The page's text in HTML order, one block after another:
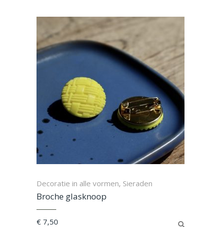
Decoratie in alle vormen, Sieraden
Broche glasknoop
€ 7,50